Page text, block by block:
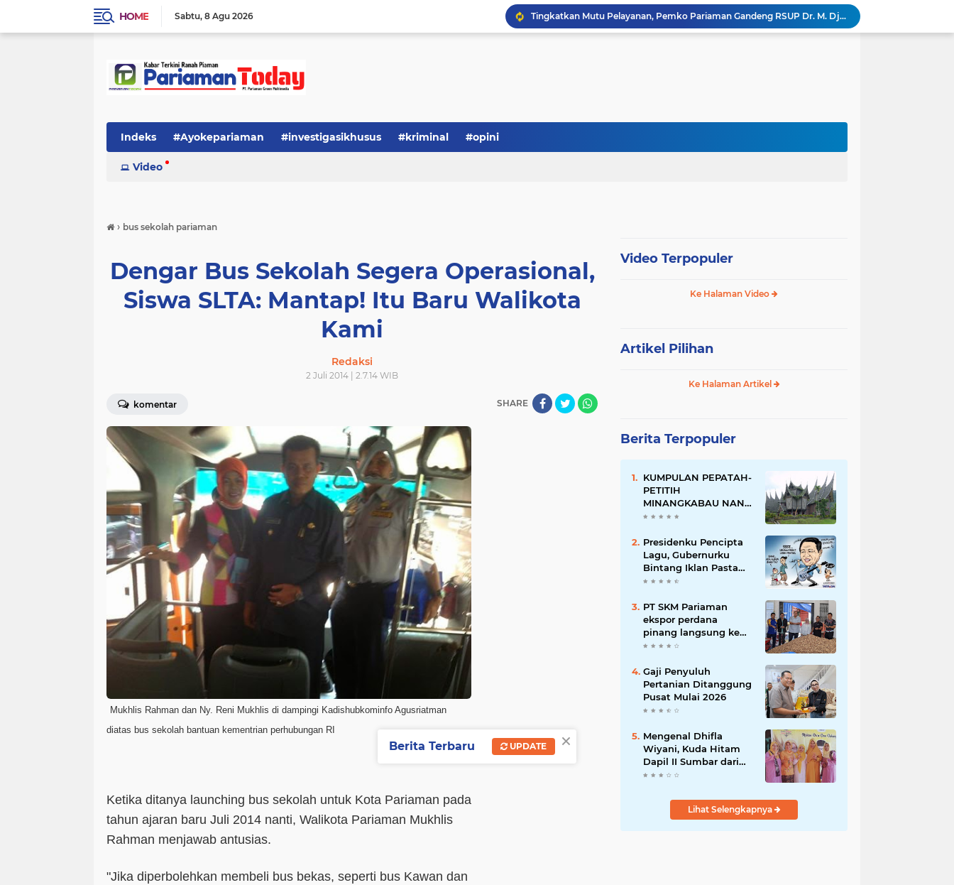
HOME Sabtu 8 Agu 2026
Tingkatkan Mutu Pelayanan, Pemko Pariaman Gandeng RSUP Dr. M. Djamil Padang
Serba-serbi: Tokoh Publik, Citra Publik
Pisah Sambut Kapolres, Yota Balad Tekankan Pentingnya Sinergi Jaga Kondusivitas Daerah
Indeks #Ayokepariaman #investigasikhusus #kriminal #opini
Video
› bus sekolah pariaman
Dengar Bus Sekolah Segera Operasional,
Siswa SLTA: Mantap! Itu Baru Walikota
Kami
Redaksi
2 Juli 2014 | 2.7.14 WIB
komentar SHARE
Mukhlis Rahman dan Ny. Reni Mukhlis di dampingi Kadishubkominfo Agusriatman
diatas bus sekolah bantuan kementrian perhubungan RI
Ketika ditanya launching bus sekolah untuk Kota Pariaman pada
tahun ajaran baru Juli 2014 nanti, Walikota Pariaman Mukhlis
Rahman menjawab antusias.
"Jika diperbolehkan membeli bus bekas, seperti bus Kawan dan
Video Terpopuler
Ke Halaman Video
Artikel Pilihan
Ke Halaman Artikel
Berita Terpopuler
KUMPULAN PEPATAH-
PETITIH
MINANGKABAU NAN
ELOK
Presidenku Pencipta
Lagu, Gubernurku
Bintang Iklan Pasta
Gigi
PT SKM Pariaman
ekspor perdana
pinang langsung ke
India
Gaji Penyuluh
Pertanian Ditanggung
Pusat Mulai 2026
Mengenal Dhifla
Wiyani, Kuda Hitam
Dapil II Sumbar dari
Golkar
Lihat Selengkapnya
×
Berita Terbaru UPDATE